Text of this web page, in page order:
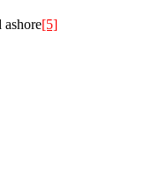
ashore[5]